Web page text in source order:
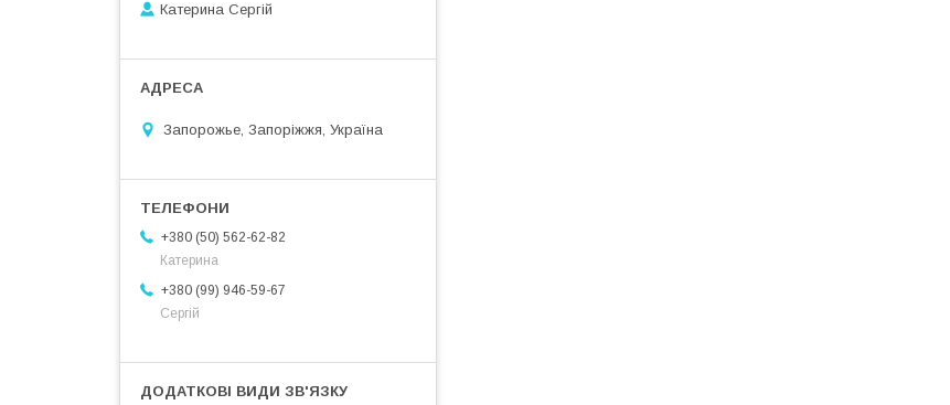
Катерина Сергій
Запорожье, Запоріжжя, Україна
+380 (50) 562-62-82
Катерина
+380 (99) 946-59-67
Сергій